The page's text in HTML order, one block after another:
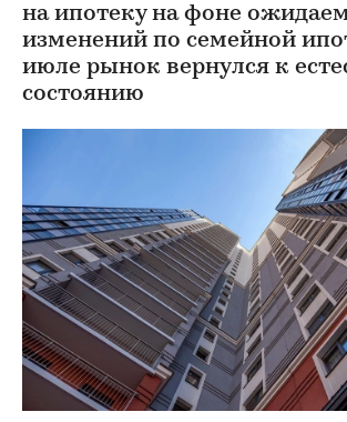
на ипотеку на фоне
изменений по семейной
июле рынок вернулся к
состоянию